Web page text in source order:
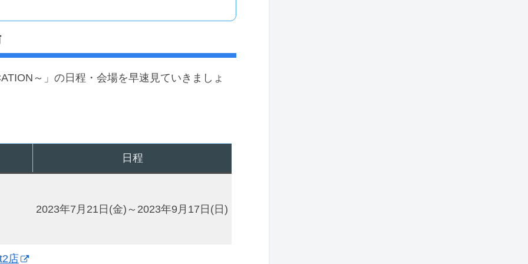
～」の日程・会場を早速見ていきましょ
日程
2023年7月21日(金)～2023年9月17日(日)
店